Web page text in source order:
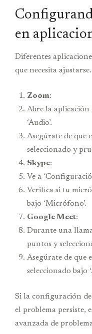
en
Diferentes
que necesita ajustarse.
Zoom:
Abre la aplicación
‘Audio’.
Asegúrate de que
seleccionado y
Skype:
Ve a
Verifica si tu
bajo ‘Micrófono’.
Google Meet:
Durante una
puntos y
Asegúrate de que
seleccionado bajo
Si la configuración
el problema persiste,
avanzada de